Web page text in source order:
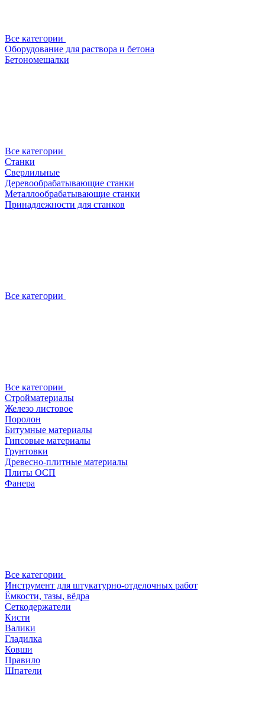
Все категории
Оборудование для раствора и бетона
Бетономешалки
Все категории
Станки
Сверлильные
Деревообрабатывающие станки
Металлообрабатывающие станки
Принадлежности для станков
Все категории
Все категории
Стройматериалы
Железо листовое
Поролон
Битумные материалы
Гипсовые материалы
Грунтовки
Древесно-плитные материалы
Плиты ОСП
Фанера
Все категории
Инструмент для штукатурно-отделочных работ
Ёмкости, тазы, вёдра
Сеткодержатели
Кисти
Валики
Гладилка
Ковши
Правило
Шпатели